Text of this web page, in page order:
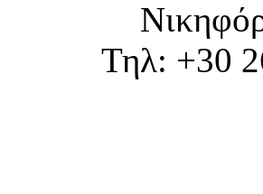
Τηλ: +30